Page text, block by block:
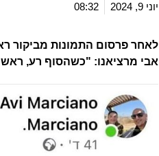
יוני 9, 2024
08:32
לאחר פרסום התמונות
אבי מרציאנו: "כשהסוף רע,